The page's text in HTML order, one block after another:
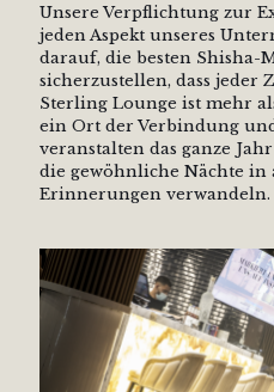
Unsere Verpflichtung zur
jeden Aspekt unseres
darauf, die besten Shisha-
sicherzustellen, dass jeder
Sterling Lounge ist mehr
ein Ort der Verbindung
veranstalten das ganze
die gewöhnliche Nächte in
Erinnerungen verwandeln.